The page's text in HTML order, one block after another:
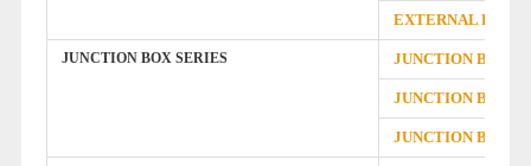
EXTERNAL
JUNCTION BOX SERIES JUNCTION BOX
JUNCTION BOX
JUNCTION BOX